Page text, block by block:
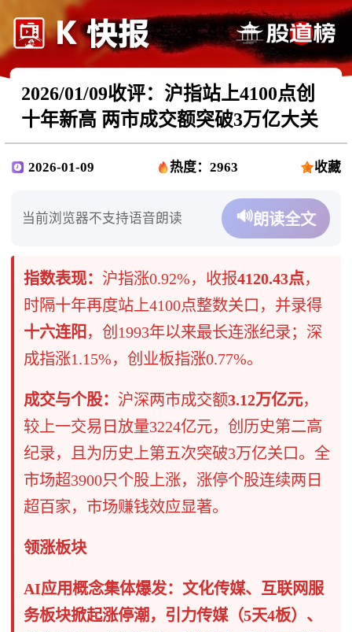
2026/01/09收评：沪指站上4100点创
十年新高 两市成交额突破3万亿大关
2026-01-09 热度：2963 收藏
当前浏览器不支持语音朗读 🔊朗读全文
指数表现： 沪指涨0.92%，收报4120.43点，
时隔十年再度站上4100点整数关口，并录得
十六连阳 ，创1993年以来最长连涨纪录；深
成指涨1.15%，创业板指涨0.77%。
成交与个股： 沪深两市成交额3.12万亿元，
较上一交易日放量3224亿元，创历史第二高
纪录，且为历史上第五次突破3万亿关口。全
市场超3900只个股上涨，涨停个股连续两日
超百家，市场赚钱效应显著。
领涨板块
AI应用概念集体爆发：文化传媒、互联网服
务板块掀起涨停潮，引力传媒（5天4板）、